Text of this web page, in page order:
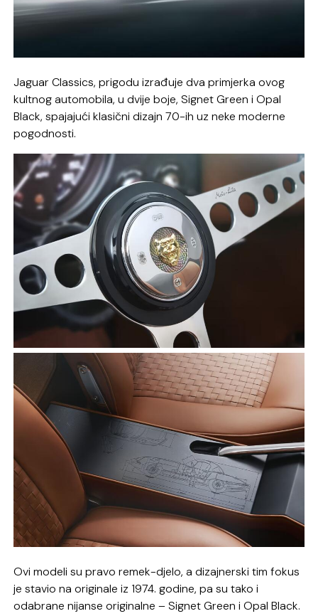
Jaguar Classics, prigodu izrađuje dva primjerka ovog
kultnog automobila, u dvije boje, Signet Green i Opal
Black, spajajući klasični dizajn 70-ih uz neke moderne
pogodnosti.
Ovi modeli su pravo remek-djelo, a dizajnerski tim fokus
je stavio na originale iz 1974. godine, pa su tako i
odabrane nijanse originalne – Signet Green i Opal Black.